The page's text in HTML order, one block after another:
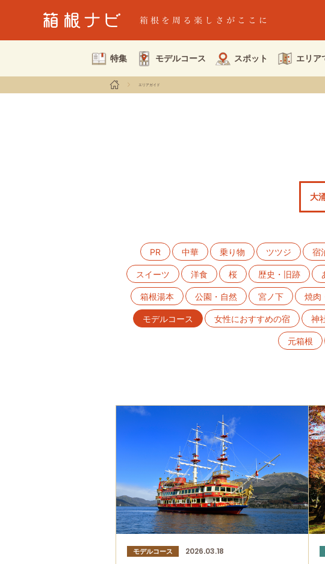
特集 モデルコース スポット エリア
エリアガイド
PR 中華 乗り物 ツツジ 宿
スイーツ 洋食 桜 歴史・旧跡
箱根湯本 公園・自然 宮ノ下 焼肉
モデルコース 女性におすすめの宿 神
元箱根
モデルコース 2026.03.18